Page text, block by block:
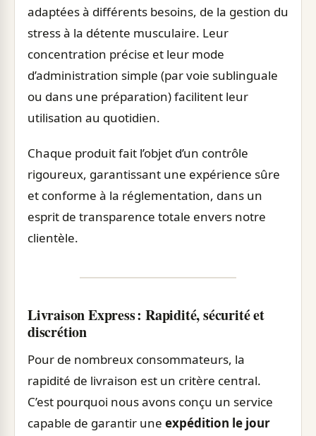
adaptées à différents besoins, de la gestion du
stress à la détente musculaire. Leur
concentration précise et leur mode
d’administration simple (par voie sublinguale
ou dans une préparation) facilitent leur
utilisation au quotidien.
Chaque produit fait l’objet d’un contrôle
rigoureux, garantissant une expérience sûre
et conforme à la réglementation, dans un
esprit de transparence totale envers notre
clientèle.
Livraison Express : Rapidité, sécurité et
discrétion
Pour de nombreux consommateurs, la
rapidité de livraison est un critère central.
C’est pourquoi nous avons conçu un service
capable de garantir une expédition le jour